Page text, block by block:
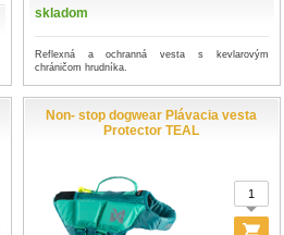
skladom
Reflexná a ochranná vesta s kevlarovým
chráničom hrudníka.
Non- stop dogwear Plávacia vesta
Protector TEAL